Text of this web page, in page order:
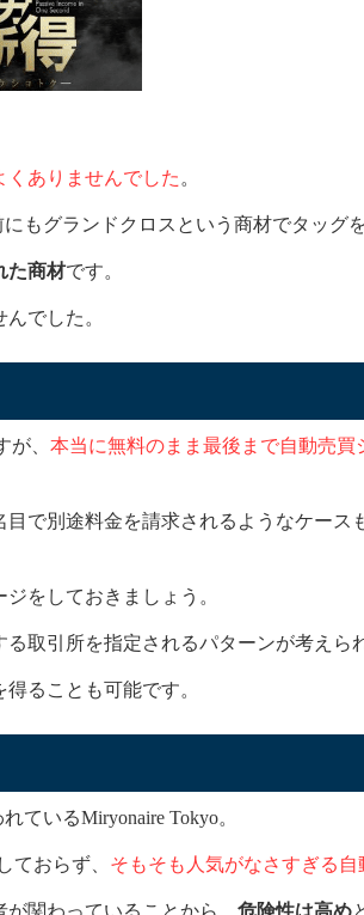
ありませんでした 。
もグランドクロスという商材でタッグ
た商材です。
でした。
、 本当に無料のまま最後まで自動売
で別途料金を請求されるようなケース
をしておきましょう。
取引所を指定されるパターンが考えら
ることも可能です。
ているMiryonaire Tokyo。
ておらず、 そもそも人気がなさすぎる自
関わっていることから、 危険性は高め